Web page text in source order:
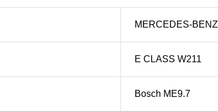
MERCEDES-BENZ
E CLASS W211
Bosch ME9.7